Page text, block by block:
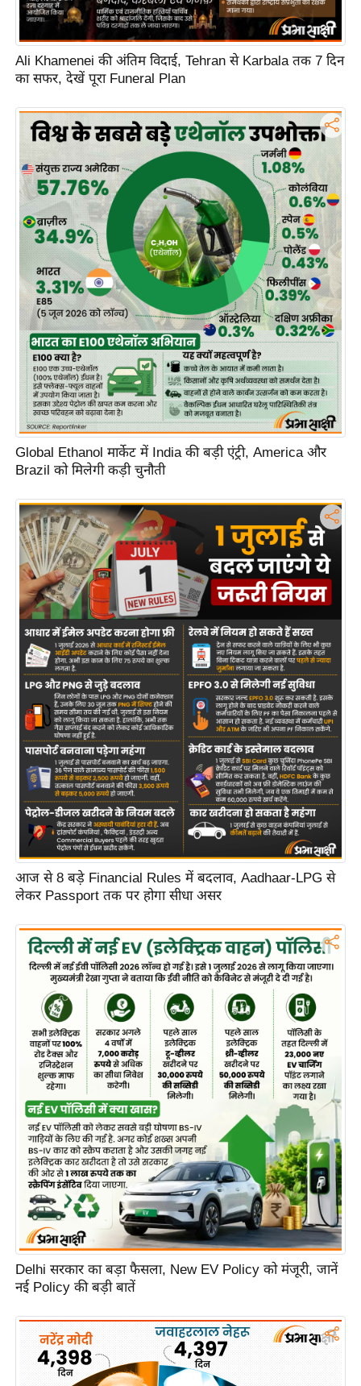
Ali Khamenei की अंतिम विदाई, Tehran से Karbala तक 7 दिन
का सफर, देखें पूरा Funeral Plan
Global Ethanol मार्केट में India की बड़ी एंट्री, America और
Brazil को मिलेगी कड़ी चुनौती
आज से 8 बड़े Financial Rules में बदलाव, Aadhaar-LPG से
लेकर Passport तक पर होगा सीधा असर
Delhi सरकार का बड़ा फैसला, New EV Policy को मंजूरी, जानें
नई Policy की बड़ी बातें